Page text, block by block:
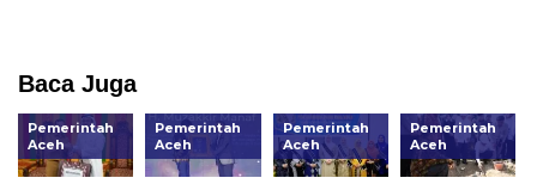
Baca Juga
Pemerintah
Aceh
Pemerintah
Aceh
Pemerintah
Aceh
Pemerintah
Aceh